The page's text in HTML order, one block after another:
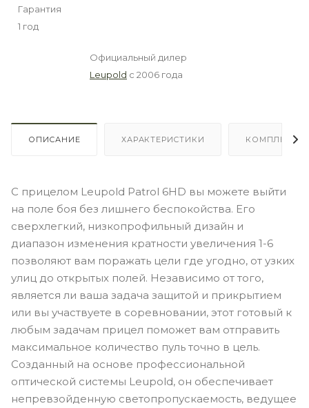
Гарантия
1 год
Официальный дилер
Leupold с 2006 года
ОПИСАНИЕ ХАРАКТЕРИСТИКИ
С прицелом Leupold Patrol 6HD вы можете выйти
на поле боя без лишнего беспокойства. Его
сверхлегкий, низкопрофильный дизайн и
диапазон изменения кратности увеличения 1-6
позволяют вам поражать цели где угодно, от узких
улиц до открытых полей. Независимо от того,
является ли ваша задача защитой и прикрытием
или вы участвуете в соревновании, этот готовый к
любым задачам прицел поможет вам отправить
максимальное количество пуль точно в цель.
Созданный на основе профессиональной
оптической системы Leupold, он обеспечивает
непревзойденную светопропускаемость, ведущее